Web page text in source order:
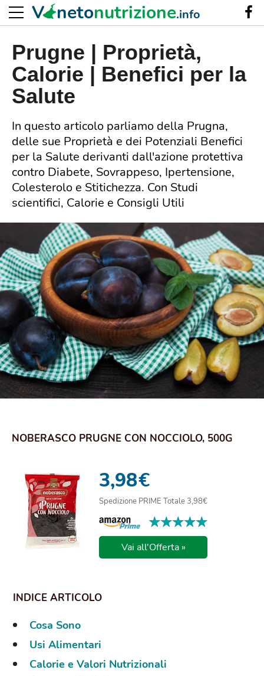
Prugne | Proprietà,
Calorie | Benefici per la
Salute
In questo articolo parliamo della Prugna,
delle sue Proprietà e dei Potenziali Benefici
per la Salute derivanti dall'azione protettiva
contro Diabete, Sovrappeso, Ipertensione,
Colesterolo e Stitichezza. Con Studi
scientifici, Calorie e Consigli Utili
NOBERASCO PRUGNE CON NOCCIOLO, 500G
3,98€
Spedizione PRIME Totale 3,98€
★★★★★
★★★★★
Vai all'Offerta »
Cosa Sono
Usi Alimentari
Calorie e Valori Nutrizionali
V netonutrizione.info